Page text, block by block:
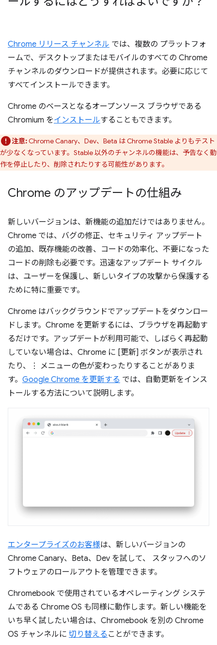
Chrome リリース チャンネル では、複数の プラットフォ
ームで、デスクトップまたはモバイルのすべての Chrome
チャンネルのダウンロードが提供されます。必要に応じて
すべてインストールできます。
Chrome のベースとなるオープンソース ブラウザである
Chromium をインストールすることもできます。
注意:Chrome Canary、Dev、Beta は Chrome Stable よりもテスト
が少なくなっています。Stable 以外のチャンネルの機能は、予告なく動
作を停止したり、削除されたりする可能性があります。
Chrome のアップデートの仕組み
新しいバージョンは、新機能の追加だけではありません。
Chrome では、バグの修正、セキュリティ アップデート
の追加、既存機能の改善、コードの効率化、不要になった
コードの削除も必要です。迅速なアップデート サイクル
は、ユーザーを保護し、新しいタイプの攻撃から保護する
ために特に重要です。
Chrome はバックグラウンドでアップデートをダウンロー
ドします。Chrome を更新するには、ブラウザを再起動す
るだけです。アップデートが利用可能で、しばらく再起動
していない場合は、Chrome に [更新] ボタンが表示され
たり、⋮ メニューの色が変わったりすることがありま
す。 Google Chrome を更新する では、自動更新をインス
トールする方法について説明します。
エンタープライズのお客様は、新しいバージョンの
Chrome Canary、Beta、Dev を試して、 スタッフへのソ
フトウェアのロールアウトを管理できます。
Chromebook で使用されているオペレーティング システ
ムである Chrome OS も同様に動作します。新しい機能を
いち早く試したい場合は、Chromebook を別の Chrome
OS チャンネルに 切り替える ことができます。